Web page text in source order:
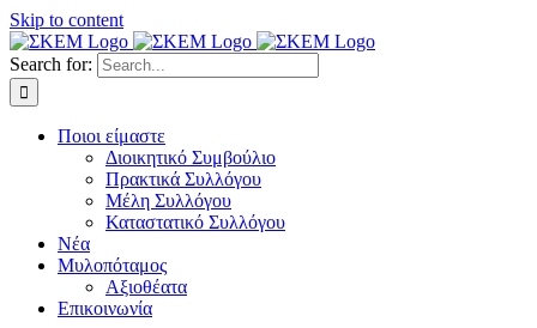
Skip to content
Search for:
Ποιοι είμαστε
Διοικητικό Συμβούλιο
Πρακτικά Συλλόγου
Μέλη Συλλόγου
Καταστατικό Συλλόγου
Νέα
Μυλοπόταμος
Αξιοθέατα
Επικοινωνία